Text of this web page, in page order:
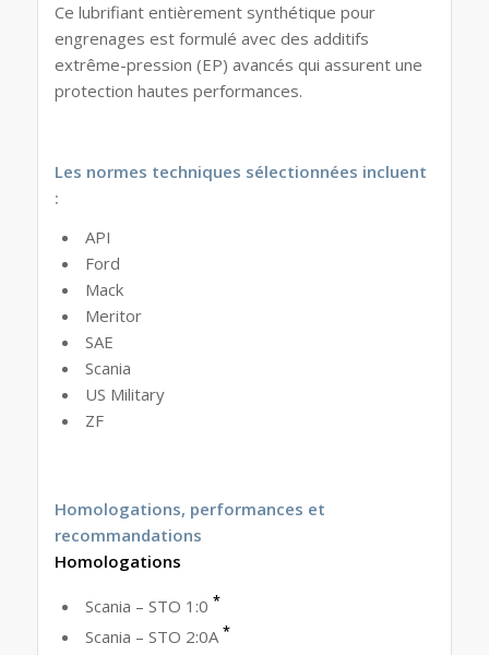
Ce lubrifiant entièrement synthétique pour
engrenages est formulé avec des additifs
extrême-pression (EP) avancés qui assurent une
protection hautes performances.
Les normes techniques sélectionnées incluent
:
API
Ford
Mack
Meritor
SAE
Scania
US Military
ZF
Homologations, performances et
recommandations
Homologations
Scania – STO 1:0 *
Scania – STO 2:0A *